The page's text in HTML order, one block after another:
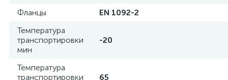
Фланцы
EN 1092-2
Температура
транспортировки
мин
-20
Температура
транспортировки
65